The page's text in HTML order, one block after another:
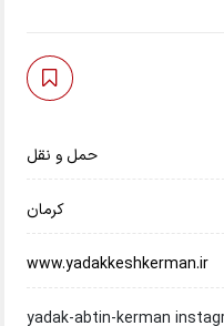
حمل و نقل
کرمان
www.yadakkeshkerman.ir
yadak-abtin-kerman